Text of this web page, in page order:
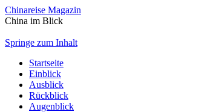
Chinareise Magazin
China im Blick
Springe zum Inhalt
Startseite
Einblick
Ausblick
Rückblick
Augenblick